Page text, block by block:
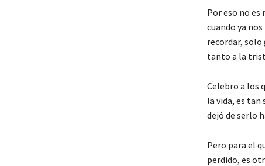
Por eso no
cuando ya
recordar, solo
tanto a la
Celebro a los
la vida, es tan
dejó de serlo
Pero para el
perdido, es